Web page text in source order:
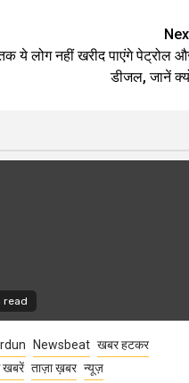
ये लोग नहीं खरीद पाएंगे पेट्रोल
डीजल, जानें
read
Newsbeat खबर हटकर
खबरें ताज़ा ख़बर न्यूज़